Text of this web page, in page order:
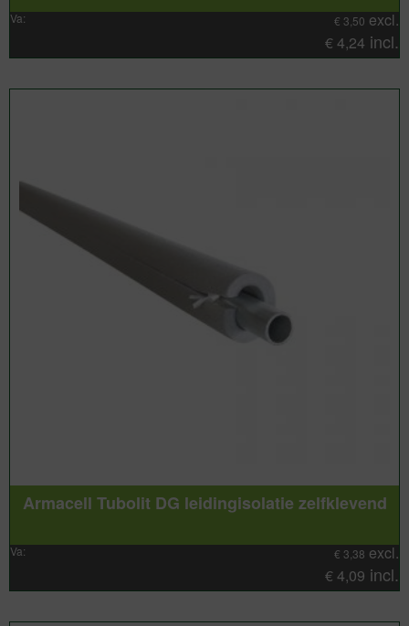
Va: € 3,50 excl.
€4,24 incl.
Armacell Tubolit DG leidingisolatie zelfklevend
Va: € 3,38 excl.
€4,09 incl.